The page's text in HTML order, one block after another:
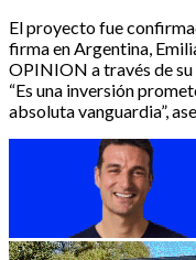
El proyecto fue
firma en Argentina,
OPINION a través de
“Es una inversión
absoluta vanguardia”,